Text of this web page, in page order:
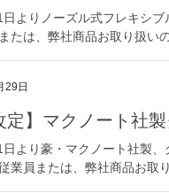
よりノーズル式フレキシ
たは、弊社商品お取り扱い
29日
定】マクノート社
より豪・マクノート社製
業員または、弊社商品お取